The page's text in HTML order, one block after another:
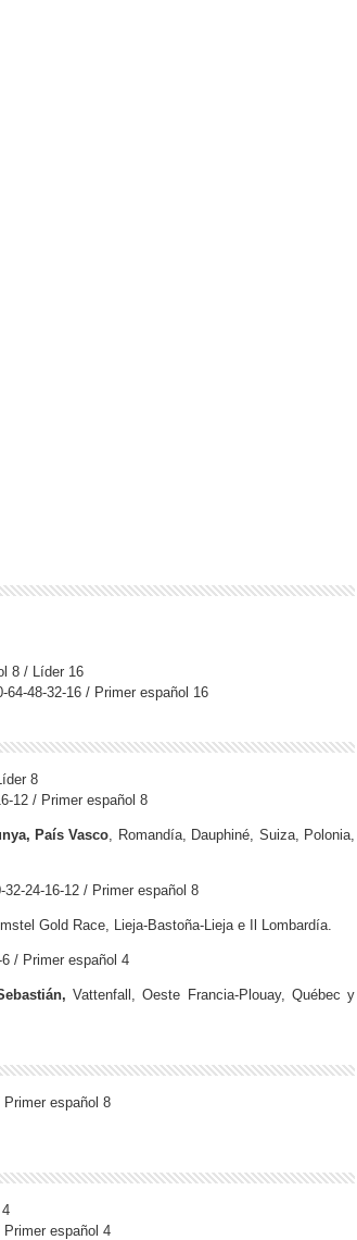
8 / Líder 16
64-48-32-16 / Primer español 16
8
12 / Primer español 8
País Vasco, Romandía, Dauphiné, Suiza, Polonia,
32-24-16-12 / Primer español 8
Gold Race, Lieja-Bastoña-Lieja e Il Lombardía.
6 / Primer español 4
Vattenfall, Oeste Francia-Plouay, Québec y
Primer español 8
Primer español 4